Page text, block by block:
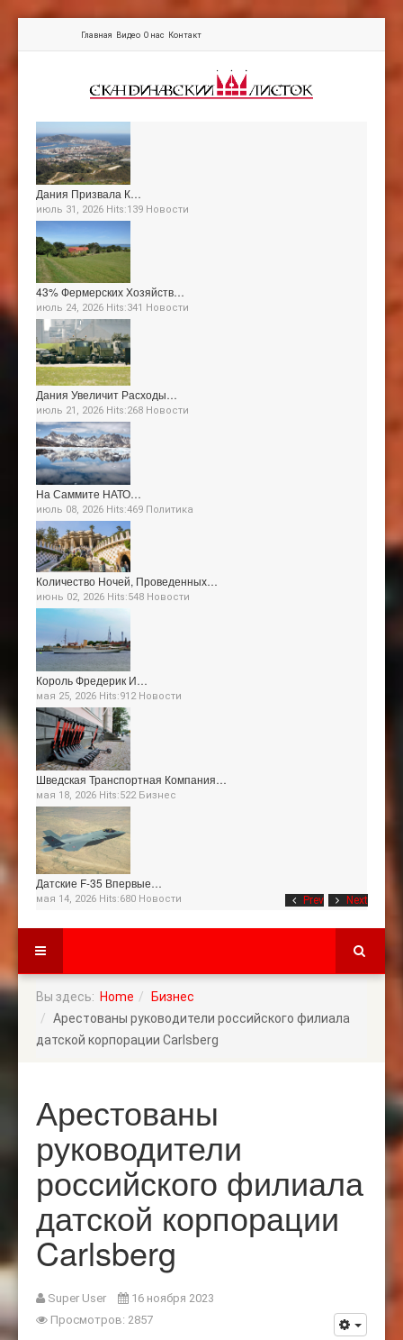
Главная Видео О нас Контакт
Prev Next
Дания Призвала К…
июль 31, 2026 Hits:139 Новости
43% Фермерских Хозяйств…
июль 24, 2026 Hits:341 Новости
Дания Увеличит Расходы…
июль 21, 2026 Hits:268 Новости
На Саммите НАТО…
июль 08, 2026 Hits:469 Политика
Количество Ночей, Проведенных…
июнь 02, 2026 Hits:548 Новости
Король Фредерик И…
мая 25, 2026 Hits:912 Новости
Шведская Транспортная Компания…
мая 18, 2026 Hits:522 Бизнес
Датские F-35 Впервые…
мая 14, 2026 Hits:680 Новости
Вы здесь: Home
Бизнес
Арестованы руководители российского филиала
датской корпорации Carlsberg
Арестованы
руководители
российского филиала
датской корпорации
Carlsberg
Super User
16 ноября 2023
Просмотров: 2857